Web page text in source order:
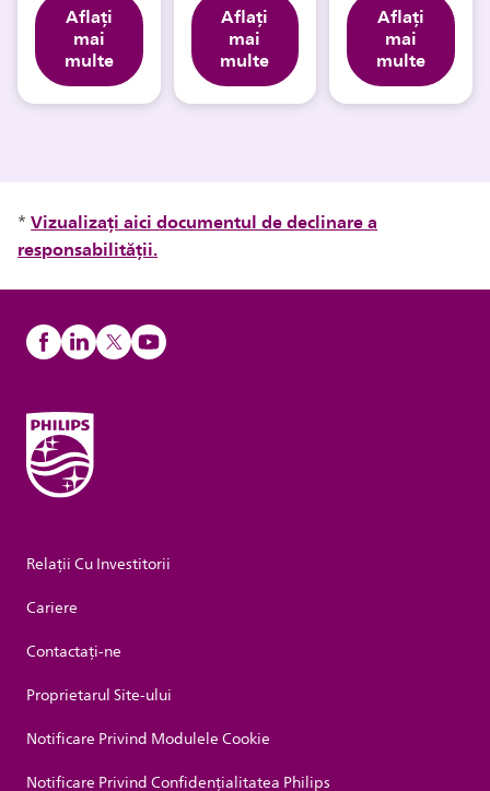
Aflați
mai
multe
Aflați
mai
multe
Aflați
mai
multe
*Vizualizați aici documentul de declinare a
responsabilității.
Relații Cu Investitorii
Cariere
Contactaţi-ne
Proprietarul Site-ului
Notificare Privind Modulele Cookie
Notificare Privind Confidențialitatea Philips